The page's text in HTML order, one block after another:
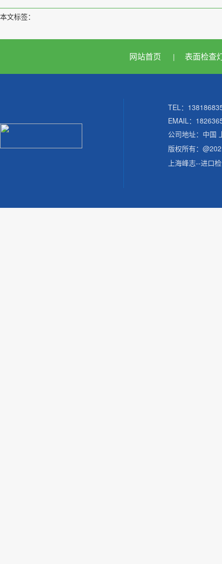
本文标签：
网站首页 | 表面检查
TEL：
EMAIL：
公司地址：中国
版权所有：
上海峰志--进口